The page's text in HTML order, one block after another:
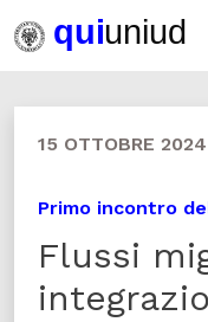
15 OTTOBRE 2024
Primo incontro
Flussi